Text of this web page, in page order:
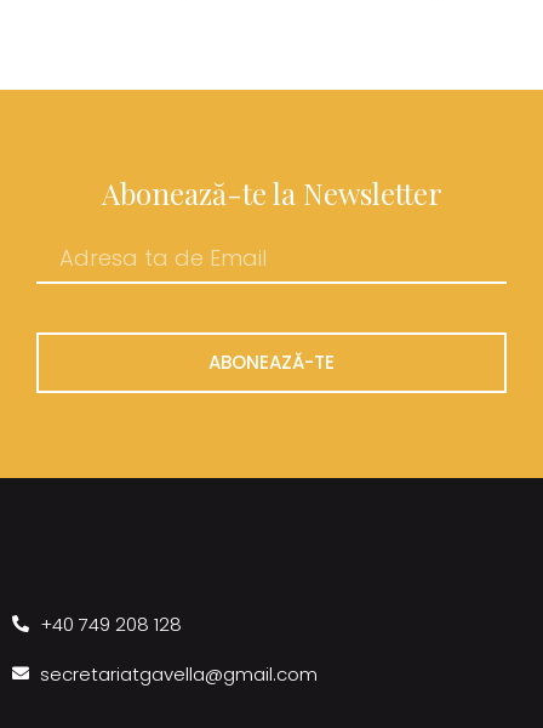
Abonează-te la Newsletter
ABONEAZĂ-TE
+40 749 208 128
secretariatgavella@gmail.com